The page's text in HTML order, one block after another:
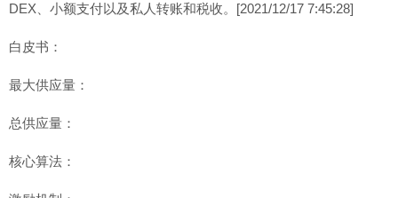
DEX、小额支付以及私人转账和税收。[2021/12/17 7:45:28]
白皮书：
最大供应量：
总供应量：
核心算法：